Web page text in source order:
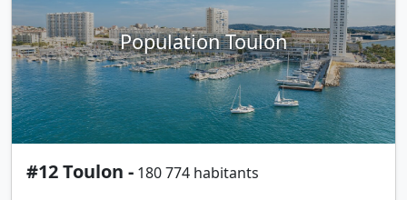
Population Toulon
#12 Toulon - 180 774 habitants